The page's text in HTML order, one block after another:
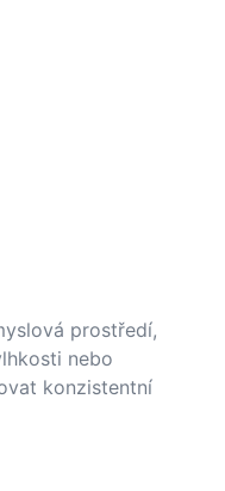
prostředí,
nebo
konzistentní